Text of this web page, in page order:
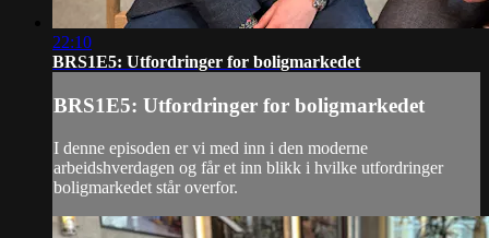
22:10
BRS1E5: Utfordringer for boligmarkedet
BRS1E5: Utfordringer for boligmarkedet
I denne episoden er vi med inn i den moderne
arbeidshverdagen og får et inn blikk i hvilke utfordringer
boligmarkedet står overfor.